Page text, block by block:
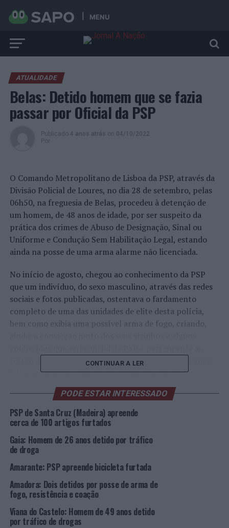
MENU
ATUALIDADE
Belas: Detido homem que se fazia
passar por Oficial da PSP
Publicado 4 anos atrás on 04/10/2022
Por
O Comando Metropolitano de Lisboa da PSP, através da
Divisão Policial de Loures, no dia 28 de setembro, pelas
06h50, na freguesia de Belas, procedeu à detenção de
um homem, de 48 anos de idade, por ser suspeito da
prática dos crimes de Abuso de Designação, Sinal ou
Uniforme e Condução Sem Habilitação Legal, estando
ainda na posse de uma arma alarme não licenciada.
No início de agosto, chegou ao conhecimento da PSP
que um indivíduo, do sexo masculino, através das redes
sociais e fotos publicadas, ostentava o fardamento
completo de uma das unidades de elite desta polícia,
bem como exibia uma possível arma de fogo, criando,
Grupo de Operações Especiais da Polícia de Segurança
Pública. Perante a notícia do crime, os Polícias
prontamente encetaram diligências para apurar a
identificação do suspeito e reunir a prova necessária
para apurar a responsabilidade criminal
de mandados judiciais, procederam à abordagem do
suspeito, que conduzia uma viatura sem para tal estar
legalmente habilitado, efetuando a sua detenção e, nas
diligências subsequentes e com vista à obtenção de
prova no âmbito do inquérito em investigação, foi dado
cumprimento ao Mandado de Busca Domiciliária onde,
na residência do suspeito, foi possível localizar e
CONTINUAR A LER
PODE ESTAR INTERESSADO
PSP de Santa Cruz (Madeira) apreende
cerca de 100 artigos furtados
Gaia: Homem de 26 anos detido por tráfico
de droga
Amarante: PSP apreende bicicleta furtada
Amadora: Dois detidos por posse de arma de
fogo, resistência e coação
Viana do Castelo: Homem de 49 anos detido
por tráfico de drogas